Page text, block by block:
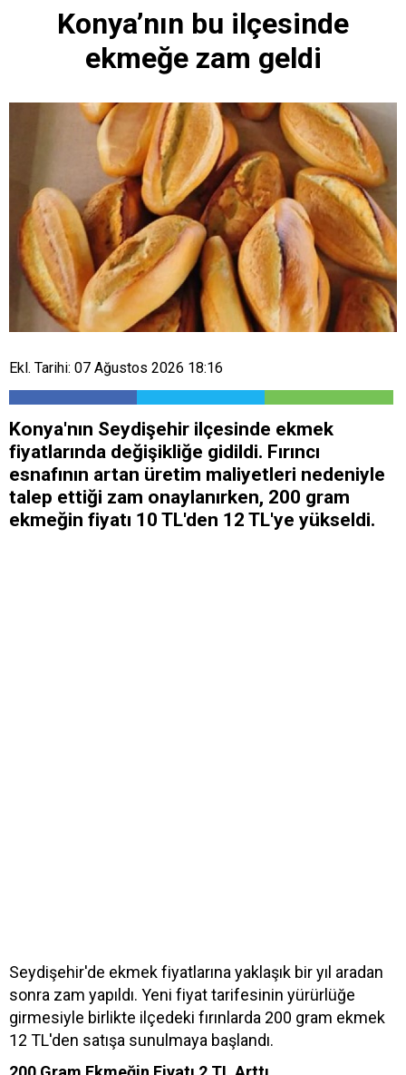
Konya’nın bu ilçesinde
ekmeğe zam geldi
Ekl. Tarihi: 07 Ağustos 2026 18:16
Konya'nın Seydişehir ilçesinde ekmek
fiyatlarında değişikliğe gidildi. Fırıncı
esnafının artan üretim maliyetleri nedeniyle
talep ettiği zam onaylanırken, 200 gram
ekmeğin fiyatı 10 TL'den 12 TL'ye yükseldi.
Seydişehir'de ekmek fiyatlarına yaklaşık bir yıl aradan
sonra zam yapıldı. Yeni fiyat tarifesinin yürürlüğe
girmesiyle birlikte ilçedeki fırınlarda 200 gram ekmek
12 TL'den satışa sunulmaya başlandı.